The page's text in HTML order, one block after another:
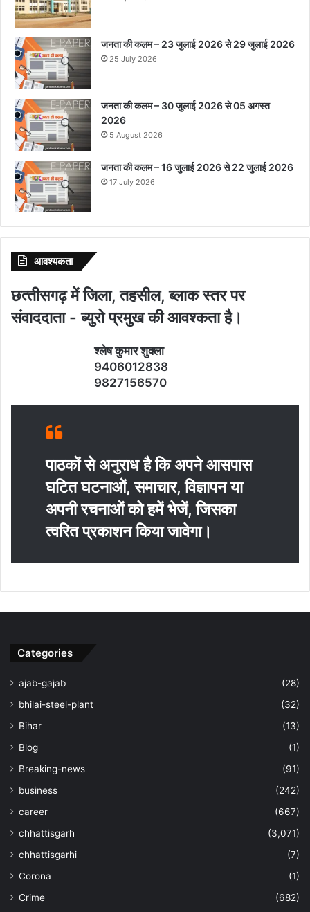
जनता की कलम – 23 जुलाई 2026 से 29 जुलाई 2026
25 July 2026
जनता की कलम – 30 जुलाई 2026 से 05 अगस्त
2026
5 August 2026
जनता की कलम – 16 जुलाई 2026 से 22 जुलाई 2026
17 July 2026
आवश्‍यकता
छत्‍तीसगढ़ में जिला, तहसील, ब्‍लाक स्‍तर पर
संवाददाता - ब्‍युरो प्रमुख की आवश्‍कता है।
श्‍लेष कुमार शुक्‍ला
9406012838
9827156570
पाठकों से अनुराध है कि अपने आसपास
घटित घटनाओं, समाचार, विज्ञापन या
अपनी रचनाओं को हमें भेजें, जिसका
त्‍वरित प्रकाशन किया जावेगा।
Categories
ajab-gajab
(28)
bhilai-steel-plant
(32)
Bihar
(13)
Blog
(1)
Breaking-news
(91)
business
(242)
career
(667)
chhattisgarh
(3,071)
chhattisgarhi
(7)
Corona
(1)
Crime
(682)